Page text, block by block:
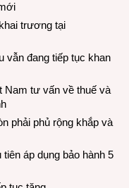
trương tại
vẫn đang tiếp tục khan
Nam tư vấn về thuế và
phải phủ rộng khắp và
áp dụng bảo hành 5